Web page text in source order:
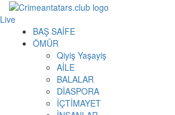
Live
BAŞ SAİFE
ÖMÜR
Qiyiş Yaşayiş
AİLE
BALALAR
DİASPORA
İÇTİMAYET